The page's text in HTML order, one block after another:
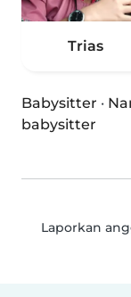
Trias
Babysitter ·
babysitter
Laporkan